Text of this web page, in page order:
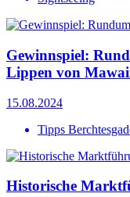
Gewinnspiel:
Lippen von
15.08.2024
Tipps
Historische